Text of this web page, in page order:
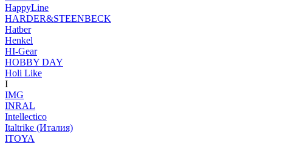
HappyLine
HARDER&STEENBECK
Hatber
Henkel
HI-Gear
HOBBY DAY
Holi Like
I
IMG
INRAL
Intellectico
Italtrike (Италия)
ITOYA